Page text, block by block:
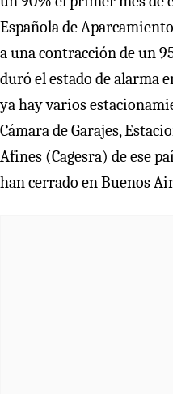
Española de
a una contracción de un
duró el estado de alarma
ya hay varios
Cámara de Garajes,
Afines (Cagesra) de ese
han cerrado en Buenos